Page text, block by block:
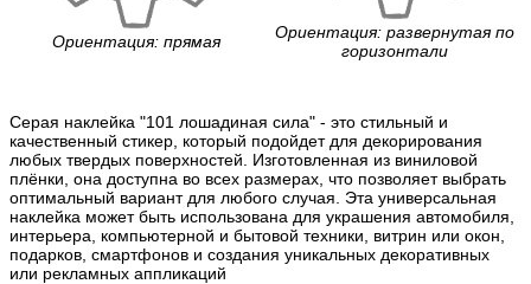
Ориентация: прямая
Ориентация: развернутая по
горизонтали
Серая наклейка "101 лошадиная сила" - это стильный и
качественный стикер, который подойдет для декорирования
любых твердых поверхностей. Изготовленная из виниловой
плёнки, она доступна во всех размерах, что позволяет выбрать
оптимальный вариант для любого случая. Эта универсальная
наклейка может быть использована для украшения автомобиля,
интерьера, компьютерной и бытовой техники, витрин или окон,
подарков, смартфонов и создания уникальных декоративных
или рекламных аппликаций